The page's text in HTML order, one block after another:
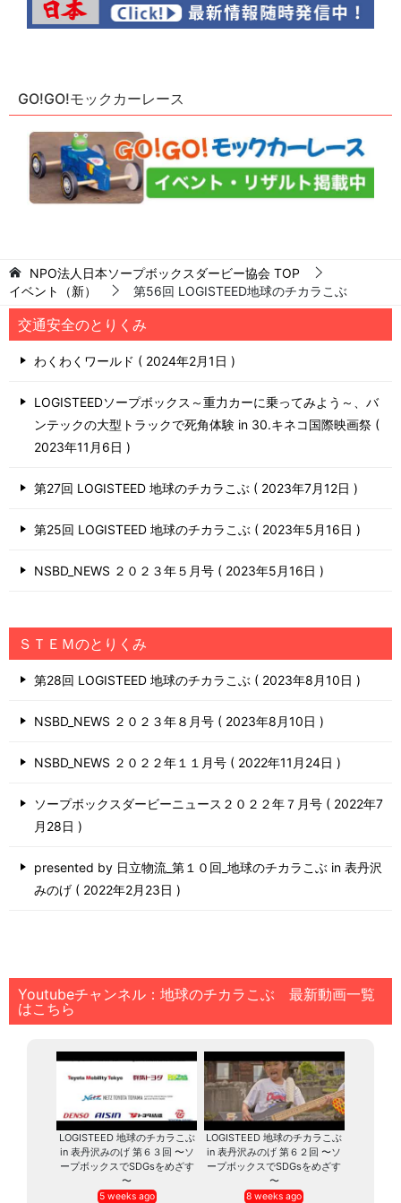
GO!GO!モックカーレース
NPO法人日本ソープボックスダービー協会 TOP
イベント（新）
第56回 LOGISTEED地球のチカラこぶ
交通安全のとりくみ
わくわくワールド 2024年2月1日
LOGISTEEDソープボックス～重力カーに乗ってみよう～、バ
ンテックの大型トラックで死角体験 in 30.キネコ国際映画祭
2023年11月6日
第27回 LOGISTEED 地球のチカラこぶ 2023年7月12日
第25回 LOGISTEED 地球のチカラこぶ 2023年5月16日
NSBD_NEWS ２０２３年５月号 2023年5月16日
ＳＴＥＭのとりくみ
第28回 LOGISTEED 地球のチカラこぶ 2023年8月10日
NSBD_NEWS ２０２３年８月号 2023年8月10日
NSBD_NEWS ２０２２年１１月号 2022年11月24日
ソープボックスダービーニュース２０２２年７月号
2022年7
月28日
presented by 日立物流_第１０回_地球のチカラこぶ in 表丹沢
みのげ
2022年2月23日
Youtubeチャンネル：地球のチカラこぶ 最新動画一覧
はこちら
LOGISTEED 地球のチカラこぶ
in 表丹沢みのげ 第６３回 〜ソ
ープボックスでSDGsをめざす
〜
5 weeks ago
LOGISTEED 地球のチカラこぶ
in 表丹沢みのげ 第６２回 〜ソ
ープボックスでSDGsをめざす
〜
8 weeks ago